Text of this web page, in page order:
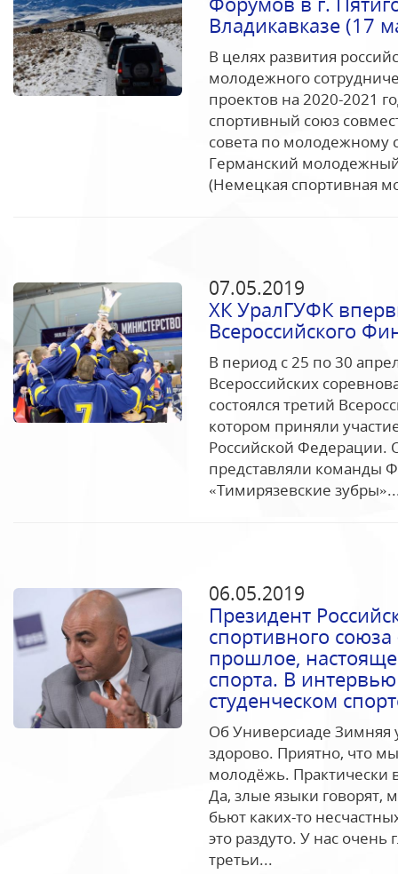
Владикавказе (17
В целях развития
молодежного
проектов на 2020-2021
спортивный союз
совета по молодежному
Германский
(Немецкая спортивная
07.05.2019
ХК УралГУФК
Всероссийского
В период с 25 по 30
Всероссийских
состоялся третий
котором приняли
Российской Федерации.
представляли команды
«Тимирязевские
06.05.2019
Президент
спортивного
прошлое,
спорта. В
студенческом
Об Универсиаде Зимняя
здорово. Приятно, что
молодёжь. Практически
Да, злые языки говорят,
бьют каких-то
это раздуто. У нас очень
третьи...